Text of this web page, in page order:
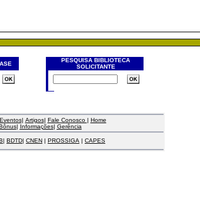
PESQUISA BIBLIOTECA
SOLICITANTE
Eventos| Artigos| Fale Conosco | Home
| Informações| Gerência
| BDTD| CNEN | PROSSIGA | CAPES